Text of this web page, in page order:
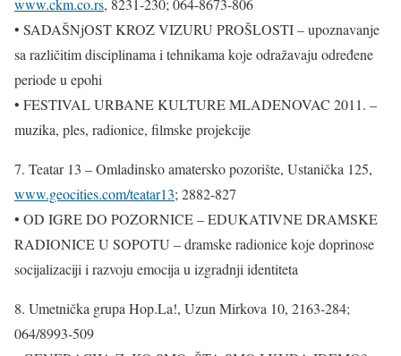
www.ckm.co.rs, 8231-230; 064-8673-806
• SADAŠNjOST KROZ VIZURU PROŠLOSTI – upoznavanje
sa različitim disciplinama i tehnikama koje odražavaju određene
periode u epohi
• FESTIVAL URBANE KULTURE MLADENOVAC 2011. –
muzika, ples, radionice, filmske projekcije
7. Teatar 13 – Omladinsko amatersko pozorište, Ustanička 125,
www.geocities.com/teatar13; 2882-827
• OD IGRE DO POZORNICE – EDUKATIVNE DRAMSKE
RADIONICE U SOPOTU – dramske radionice koje doprinose
socijalizaciji i razvoju emocija u izgradnji identiteta
8. Umetnička grupa Hop.La!, Uzun Mirkova 10, 2163-284;
064/8993-509